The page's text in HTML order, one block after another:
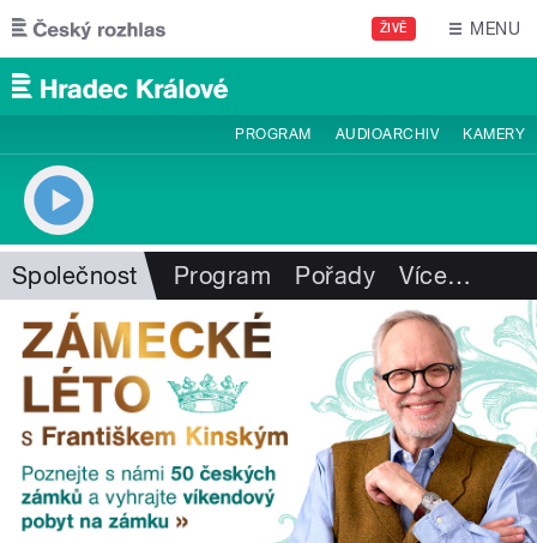
Přejít k hlavnímu obsahu
ŽIVĚ MENU
PROGRAM AUDIOARCHIV KAMERY
Společnost Program Pořady Více…